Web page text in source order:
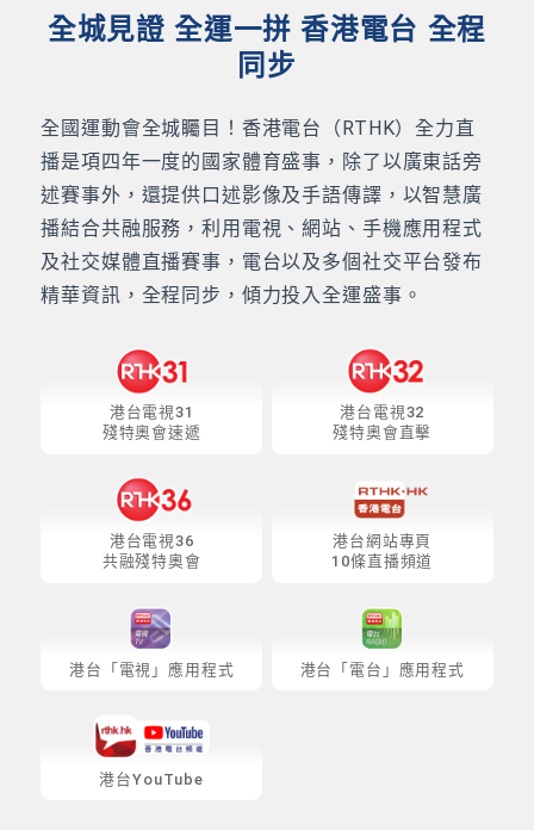
全城見證 全運一拼 香港電台 全程
同步
全國運動會全城矚目！香港電台（RTHK）全力直
播是項四年一度的國家體育盛事，除了以廣東話旁
述賽事外，還提供口述影像及手語傳譯，以智慧廣
播結合共融服務，利用電視、網站、手機應用程式
及社交媒體直播賽事，電台以及多個社交平台發布
精華資訊，全程同步，傾力投入全運盛事。
港台電視31
殘特奧會速遞
港台電視32
殘特奧會直擊
港台電視36
共融殘特奧會
港台網站專頁
10條直播頻道
港台「電視」應用程式 港台「電台」應用程式
港台YouTube